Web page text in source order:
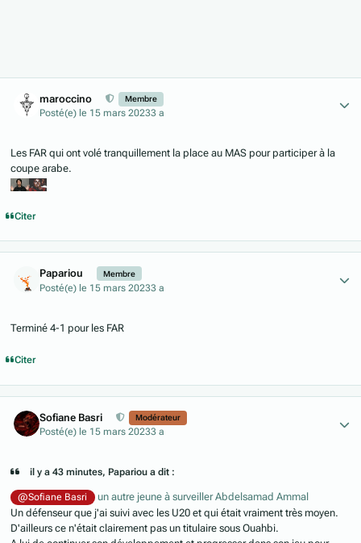
maroccino Membre
Posté(e) le 15 mars 20233 a
Les FAR qui ont volé tranquillement la place au MAS pour participer à la
coupe arabe.
Citer
Papariou Membre
Posté(e) le 15 mars 20233 a
Terminé 4-1 pour les FAR
Citer
Sofiane Basri Modérateur
Posté(e) le 15 mars 20233 a
il y a 43 minutes, Papariou a dit :
@Sofiane Basri
un autre jeune à surveiller Abdelsamad Ammal
Un défenseur que j'ai suivi avec les U20 et qui était vraiment très moyen.
D'ailleurs ce n'était clairement pas un titulaire sous Ouahbi.